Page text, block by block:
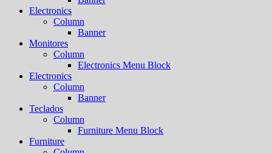
Electronics
Column
Banner
Monitores
Column
Electronics Menu Block
Electronics
Column
Banner
Teclados
Column
Furniture Menu Block
Furniture